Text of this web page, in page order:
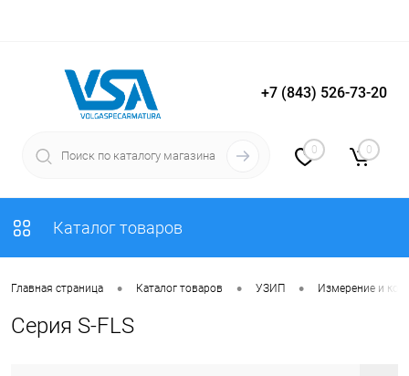
Вход Регистрация
+7 (843) 526-73-20
0 0
Каталог товаров
Главная страница • Каталог товаров • УЗИП • Измерение и
Серия S-FLS